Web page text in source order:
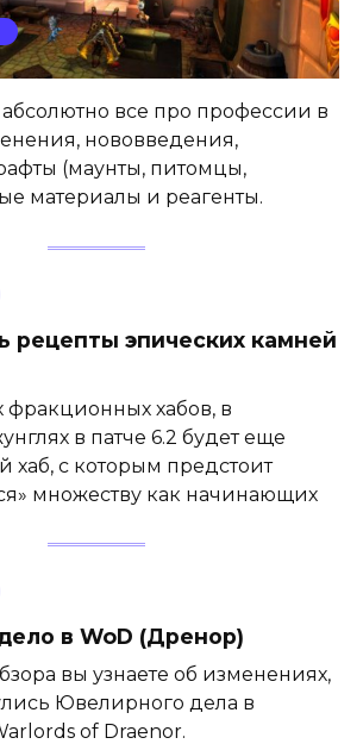
все про профессии в
нововведения,
(маунты, питомцы,
материалы и реагенты.
рецепты эпических камней
хабов, в
в патче 6.2 будет еще
хаб, с которым предстоит
множеству как начинающих
в WoD (Дренор)
вы узнаете об изменениях,
Ювелирного дела в
of Draenor.